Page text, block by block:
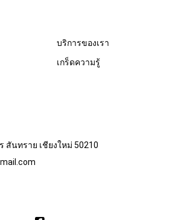
บริการของเรา
เกร็ดความรู้
สันทราย เชียงใหม่ 50210